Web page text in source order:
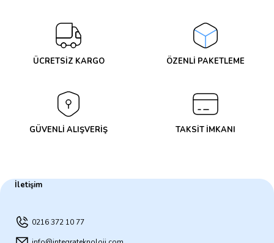
ÜCRETSİZ KARGO ÖZENLİ PAKETLEME
GÜVENLİ ALIŞVERİŞ TAKSİT İMKANI
İletişim
0216 372 10 77